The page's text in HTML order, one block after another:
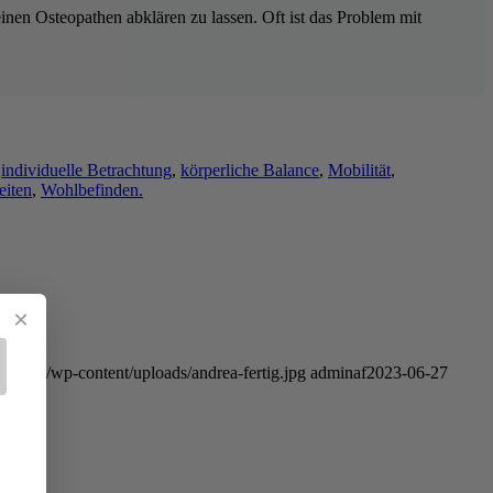
Osteopathen abklären zu lassen. Oft ist das Problem mit
individuelle Betrachtung, körperliche Balance, Mobilität,
, Wohlbefinden.
wp-content/uploads/andrea-fertig.jpg adminaf2023-06-27
×